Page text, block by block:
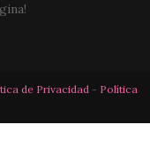
de Privacidad - Política